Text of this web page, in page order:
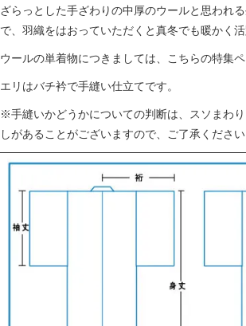
ざらっとした手ざわりの中厚のウールと思われ
で、羽織をはおっていただくと真冬でも暖かく
ウールの単着物につきましては、こちらの特
エリはバチ衿で手縫い仕立てです。
※手縫いかどうかについての判断は、スソまわ
しがあることがございますので、ご了承ください